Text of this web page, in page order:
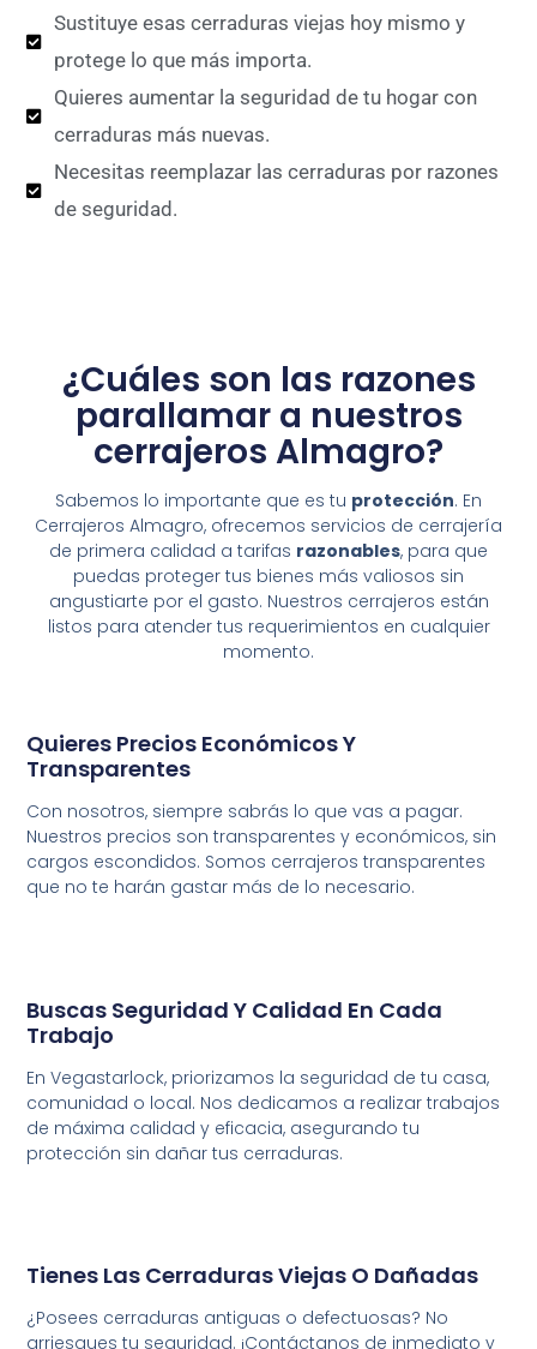
Sustituye esas cerraduras viejas hoy mismo y
protege lo que más importa.
Quieres aumentar la seguridad de tu hogar con
cerraduras más nuevas.
Necesitas reemplazar las cerraduras por razones
de seguridad.
¿Cuáles son las razones
parallamar a nuestros
cerrajeros Almagro?
Sabemos lo importante que es tu protección. En
Cerrajeros Almagro, ofrecemos servicios de cerrajería
de primera calidad a tarifas razonables, para que
puedas proteger tus bienes más valiosos sin
angustiarte por el gasto. Nuestros cerrajeros están
listos para atender tus requerimientos en cualquier
momento.
Quieres Precios Económicos Y
Transparentes
Con nosotros, siempre sabrás lo que vas a pagar.
Nuestros precios son transparentes y económicos, sin
cargos escondidos. Somos cerrajeros transparentes
que no te harán gastar más de lo necesario.
Buscas Seguridad Y Calidad En Cada
Trabajo
En Vegastarlock, priorizamos la seguridad de tu casa,
comunidad o local. Nos dedicamos a realizar trabajos
de máxima calidad y eficacia, asegurando tu
protección sin dañar tus cerraduras.
Tienes Las Cerraduras Viejas O Dañadas
¿Posees cerraduras antiguas o defectuosas? No
arriesgues tu seguridad. ¡Contáctanos de inmediatoy